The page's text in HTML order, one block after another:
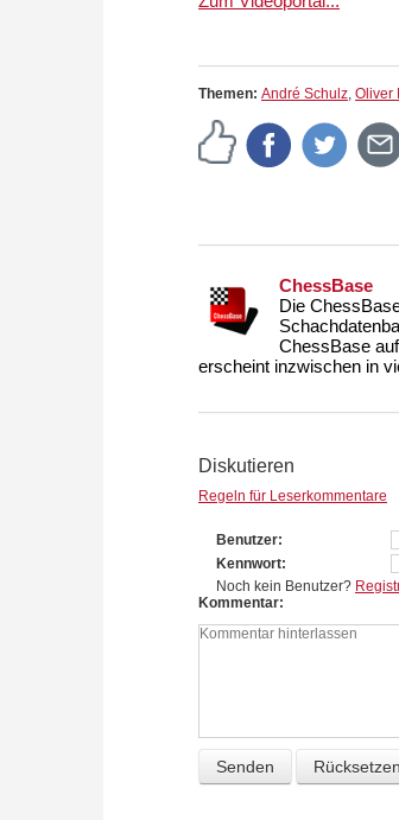
Themen: André Schulz, Oliver
ChessBase
Die
ChessBase
erscheint inzwischen in
Diskutieren
Regeln für Leserkommentare
Benutzer
Kennwort
Noch kein Benutzer?
Kommentar